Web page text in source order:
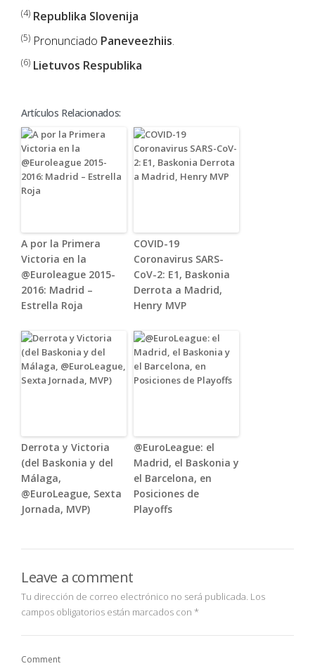
(4) Republika Slovenija
(5) Pronunciado Paneveezhiis.
(6) Lietuvos Respublika
Artículos Relacionados:
A por la Primera
Victoria en la
@Euroleague 2015-
2016: Madrid –
Estrella Roja
COVID-19
Coronavirus SARS-
CoV-2: E1, Baskonia
Derrota a Madrid,
Henry MVP
Derrota y Victoria
(del Baskonia y del
Málaga,
@EuroLeague, Sexta
Jornada, MVP)
@EuroLeague: el
Madrid, el Baskonia y
el Barcelona, en
Posiciones de
Playoffs
Leave a comment
Tu dirección de correo electrónico no será publicada. Los
campos obligatorios están marcados con *
Comment